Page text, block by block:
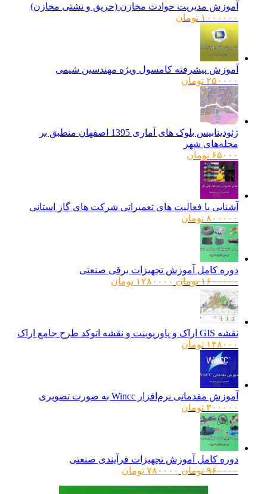
آموزش مدیریت حوادث مخازن (حریق و نشتی مخازن)
۱۰۰۰۰۰۰ تومان
آموزش پیشرفته کامسول ویژه مهندسین شیمی
۲۵۰۰۰۰ تومان
ژئودیتابیس بلوک های آماری 1395 اصفهان منطبق بر
محله‌های شهر
۶۵۰۰۰ تومان
آشنایی با فعالیت های تعمیراتی شرکت های گاز استانی
۸۰۰۰۰۰ تومان
دوره کامل آموزش تجهیزات برقی صنعتی
۱۶۰۰۰۰۰ تومانقیمت
۱۲۸۰۰۰۰ تومانقیمت
نقشه GIS اراک و پاورپوینت و نقشه اتوکد طرح جامع اراک
۱۴۸۰۰۰ تومان
آموزش مقدماتی نرم‌افزار Wincc به صورت تصویری
۳۰۰۰۰۰ تومان
دوره کامل آموزش تجهیزات فرآیندی صنعتی
۹۶۰۰۰۰ تومانقیمت
۷۸۰۰۰۰ تومانقیمت